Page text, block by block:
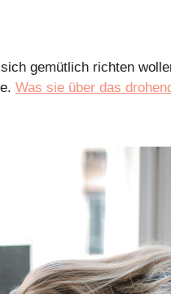
gemütlich richten
Was sie über das